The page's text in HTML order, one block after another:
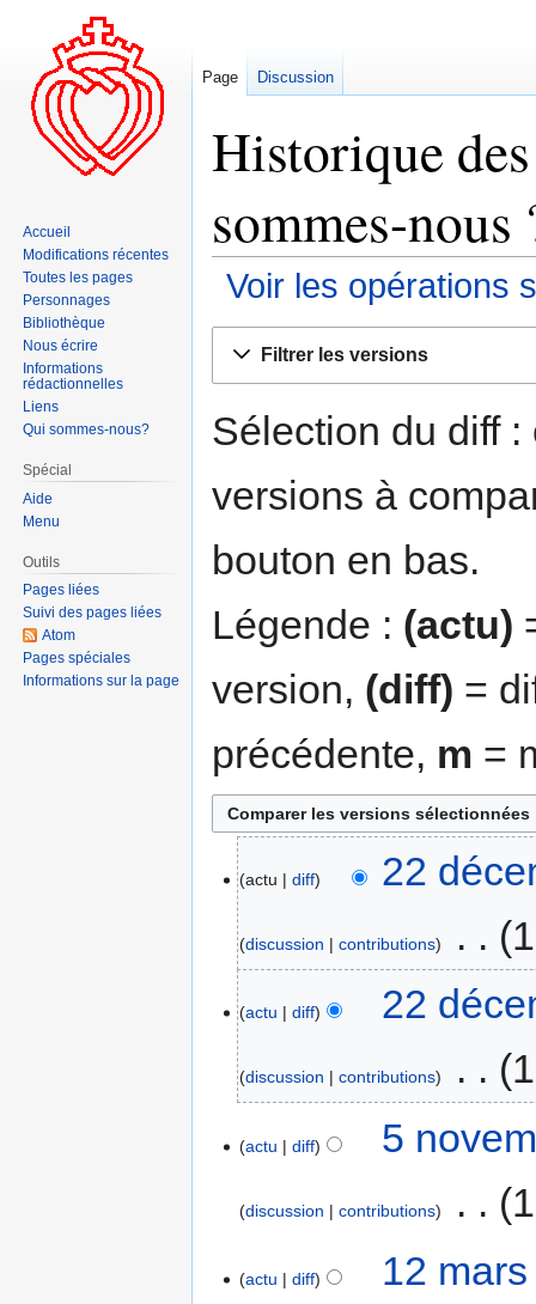
Historique
sommes-nous
Voir les opérations
navigation
recherche
Filtrer les versions
Sélection du diff
versions à
bouton en bas.
Légende : (actu)
version, (diff) =
précédente, m =
actu diff 22
discussion contributions
actu diff 22
discussion contributions
actu diff 5
discussion contributions
actu diff
12
Page Discussion
Accueil
Modifications récentes
Toutes les pages
Personnages
Bibliothèque
Nous écrire
Informations
rédactionnelles
Liens
Qui sommes-nous?
Spécial
Aide
Menu
Outils
Pages liées
Suivi des pages liées
Atom
Pages spéciales
Informations sur la page